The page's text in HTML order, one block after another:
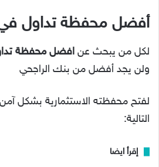
أفضل محفظة تداول في
لكل من يبحث عن افضل محفظة
ولن يجد أفضل من بنك الراجحي
لفتح محفظته الاستثمارية بشكل
التالية:
إقرأ ايضا